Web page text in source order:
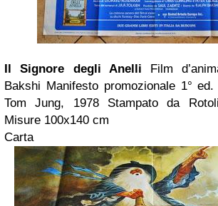
Il Signore degli Anelli
Film
Bakshi Manifesto promozionale 1° ed.
Tom Jung, 1978
Stampato da
Misure 100x140 cm
Carta